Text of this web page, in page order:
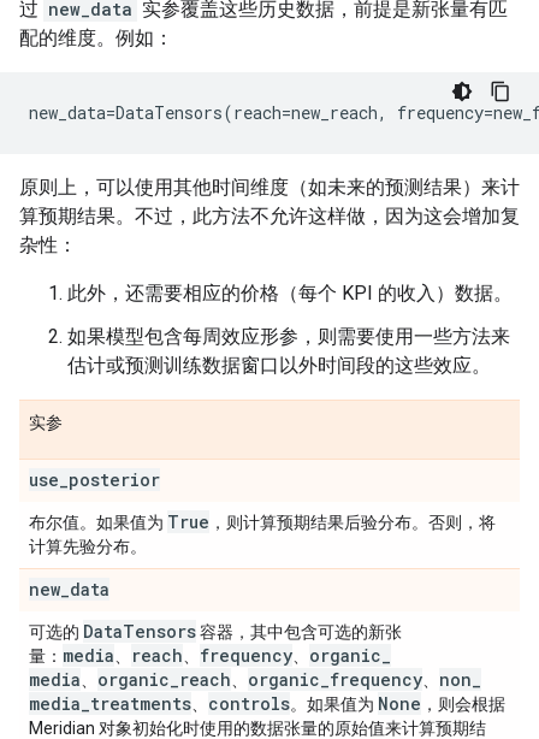
过 new_data 实参覆盖这些历史数据，前提是新张量有匹
配的维度。例如：
new_data=DataTensors(reach=new_reach, frequency=
原则上，可以使用其他时间维度（如未来的预测结果）来计
算预期结果。不过，此方法不允许这样做，因为这会增加复
杂性：
此外，还需要相应的价格（每个 KPI 的收入）数据。
如果模型包含每周效应形参，则需要使用一些方法来
估计或预测训练数据窗口以外时间段的这些效应。
实参
use posterior
布尔值。如果值为 True ，则计算预期结果后验分布。否则，将
计算先验分布。
new data
可选的 DataTensors容器，其中包含可选的新张
量： media reach frequency organic
media
organic reach organic frequency non
media treatments controls。如果值为 None ，则会根据
Meridian 对象初始化时使用的数据张量的原始值来计算预期结